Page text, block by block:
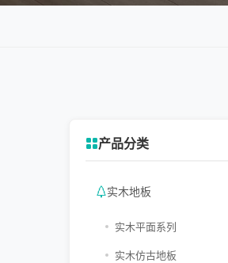
产品分类
实木地板
实木平面系列
实木仿古地板